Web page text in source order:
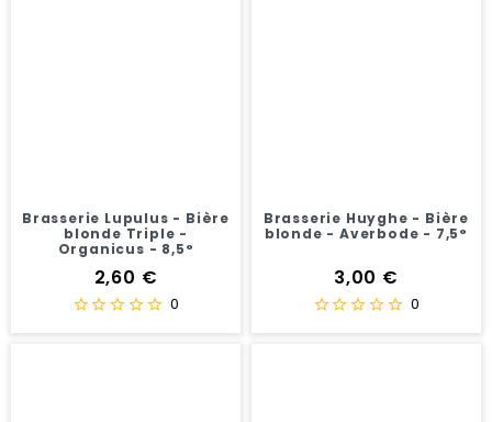
Brasserie Lupulus - Bière
blonde Triple -
Organicus - 8,5°
Prix
2,60 €
0
Brasserie Huyghe - Bière
blonde - Averbode - 7,5°
Prix
3,00 €
0